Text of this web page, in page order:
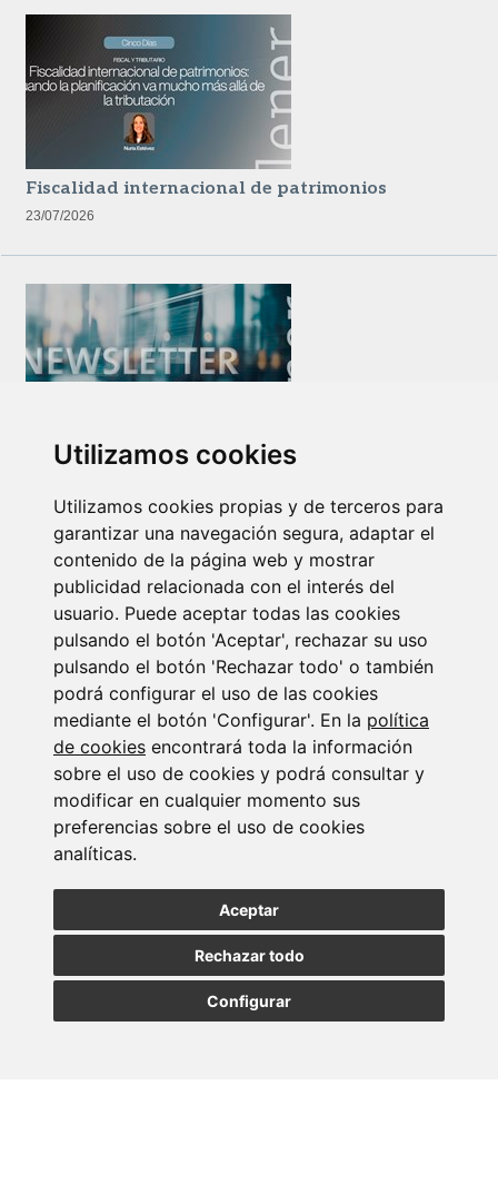
Utilizamos cookies
Utilizamos cookies propias y de terceros para
garantizar una navegación segura, adaptar el
contenido de la página web y mostrar
publicidad relacionada con el interés del
usuario. Puede aceptar todas las cookies
pulsando el botón 'Aceptar', rechazar su uso
pulsando el botón 'Rechazar todo' o también
podrá configurar el uso de las cookies
mediante el botón 'Configurar'. En la política
de cookies encontrará toda la información
sobre el uso de cookies y podrá consultar y
modificar en cualquier momento sus
preferencias sobre el uso de cookies
analíticas.
Aceptar
Rechazar todo
Configurar
Fiscalidad internacional de patrimonios
23/07/2026
Newsletter Insolvencias y Situaciones Especiales
Suscribirse a la
newsletter
Entérate de nuestras últimas noticias